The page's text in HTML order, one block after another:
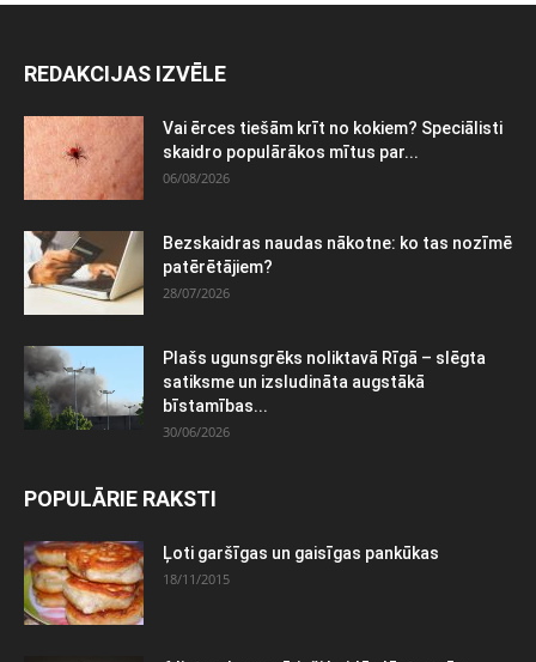
REDAKCIJAS IZVĒLE
Vai ērces tiešām krīt no kokiem? Speciālisti
skaidro populārākos mītus par...
06/08/2026
Bezskaidras naudas nākotne: ko tas nozīmē
patērētājiem?
28/07/2026
Plašs ugunsgrēks noliktavā Rīgā – slēgta
satiksme un izsludināta augstākā
bīstamības...
30/06/2026
POPULĀRIE RAKSTI
Ļoti garšīgas un gaisīgas pankūkas
18/11/2015